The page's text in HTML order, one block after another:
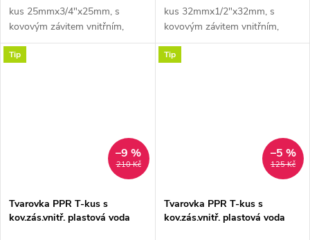
kus 25mmx3/4"x25mm, s
kovovým závitem vnitřním,
svařovací, voda, plast
kus 32mmx1/2"x32mm, s
kovovým závitem vnitřním,
svařovací, voda, plast
Tip
210 Kč
–9 %
Tvarovka PPR T-kus s
kov.zás.vnitř. plastová voda
Tip
125 Kč
–5 %
Tvarovka PPR T-kus s
kov.zás.vnitř. plastová voda